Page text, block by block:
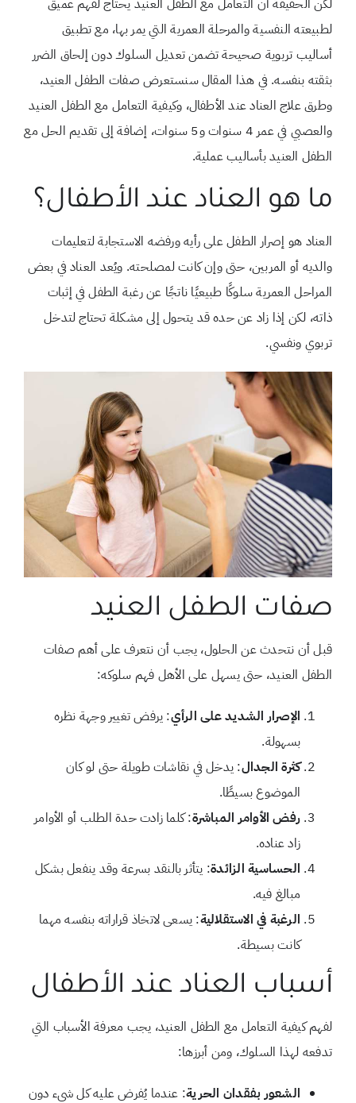
لكن الحقيقة أن التعامل مع الطفل العنيد يحتاج لفهم عميق
لطبيعته النفسية والمرحلة العمرية التي يمر بها، مع تطبيق
أساليب تربوية صحيحة تضمن تعديل السلوك دون إلحاق الضرر
بثقته بنفسه. في هذا المقال سنستعرض صفات الطفل العنيد،
وطرق علاج العناد عند الأطفال، وكيفية التعامل مع الطفل العنيد
والعصبي في عمر 4 سنوات و5 سنوات، إضافة إلى تقديم الحل مع
الطفل العنيد بأساليب عملية.
ما هو العناد عند الأطفال؟
العناد هو إصرار الطفل على رأيه ورفضه الاستجابة لتعليمات
والديه أو المربين، حتى وإن كانت لمصلحته. ويُعد العناد في بعض
المراحل العمرية سلوكًا طبيعيًا ناتجًا عن رغبة الطفل في إثبات
ذاته، لكن إذا زاد عن حده قد يتحول إلى مشكلة تحتاج لتدخل
تربوي ونفسي.
صفات الطفل العنيد
قبل أن نتحدث عن الحلول، يجب أن نتعرف على أهم صفات
الطفل العنيد، حتى يسهل على الأهل فهم سلوكه:
الإصرار الشديد على الرأي: يرفض تغيير وجهة نظره
بسهولة.
كثرة الجدال: يدخل في نقاشات طويلة حتى لو كان
الموضوع بسيطًا.
رفض الأوامر المباشرة: كلما زادت حدة الطلب أو الأوامر
زاد عناده.
الحساسية الزائدة: يتأثر بالنقد بسرعة وقد ينفعل بشكل
مبالغ فيه.
الرغبة في الاستقلالية: يسعى لاتخاذ قراراته بنفسه مهما
كانت بسيطة.
أسباب العناد عند الأطفال
لفهم كيفية التعامل مع الطفل العنيد، يجب معرفة الأسباب التي
تدفعه لهذا السلوك، ومن أبرزها:
الشعور بفقدان الحرية: عندما يُفرض عليه كل شيء دون